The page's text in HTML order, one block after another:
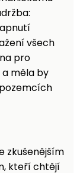
všech
pro
měla by
zkušenějším
kteří chtějí